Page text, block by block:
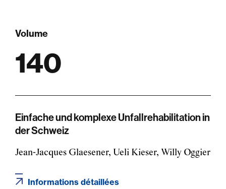
Volume
140
Einfache und komplexe Unfallrehabilitation in
der Schweiz
Jean-Jacques Glaesener, Ueli Kieser, Willy Oggier
Informations détaillées